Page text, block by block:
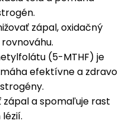
zápal, oxidačný
(5-MTHF) je
efektívne a zdravo
a spomaľuje rast